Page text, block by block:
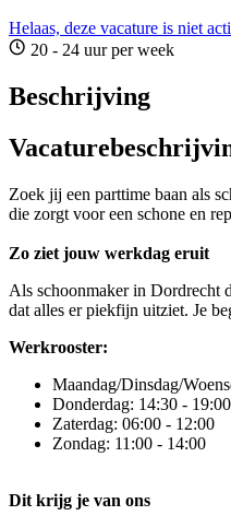
Helaas, deze vacature is niet
20 - 24 uur per week
Beschrijving
Zoek jij een parttime baan als
die zorgt voor een schone en
Zo ziet jouw werkdag eruit
Als schoonmaker in Dordrecht
dat alles er piekfijn uitziet. Je
Werkrooster:
Maandag/Dinsdag/
Donderdag: 14:30 -
Zaterdag: 06:00 - 12:00
Zondag: 11:00 - 14:00
Dit krijg je van ons